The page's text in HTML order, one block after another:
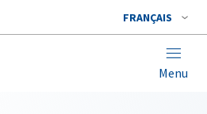
FRANÇAIS
Menu